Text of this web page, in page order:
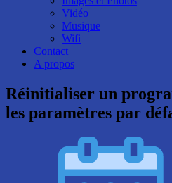
Vidéo
Musique
Wifi
Contact
A propos
Réinitialiser un
les paramètres par